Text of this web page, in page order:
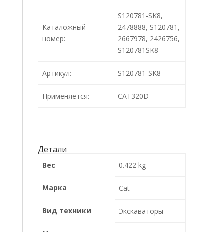
Каталожный
номер:
S120781-SK8,
2478888, S120781,
2667978, 2426756,
S120781SK8
Артикул: S120781-SK8
Применяется: CAT320D
Детали
Вес 0.422 kg
Марка Cat
Вид техники Экскаваторы